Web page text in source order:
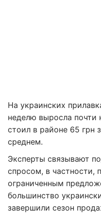
На украинских
неделю выросла почти
стоил в районе 65 грн
среднем.
Эксперты связывают
спросом, в частности,
ограниченным
большинство
завершили сезон